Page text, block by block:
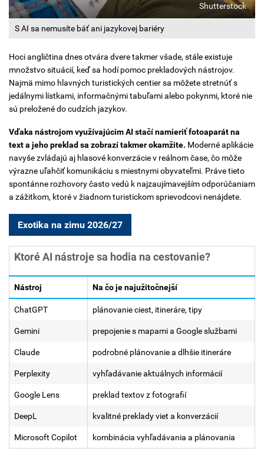
S AI sa nemusíte báť ani jazykovej bariéry
Shutterstock
Hoci angličtina dnes otvára dvere takmer všade, stále existuje
množstvo situácií, keď sa hodí pomoc prekladových nástrojov.
Najmä mimo hlavných turistických centier sa môžete stretnúť s
jedálnymi lístkami, informačnými tabuľami alebo pokynmi, ktoré nie
sú preložené do cudzích jazykov.
Vďaka nástrojom využívajúcim AI stačí namieriť fotoaparát na
text a jeho preklad sa zobrazí takmer okamžite. Moderné aplikácie
navyše zvládajú aj hlasové konverzácie v reálnom čase, čo môže
výrazne uľahčiť komunikáciu s miestnymi obyvateľmi. Práve tieto
spontánne rozhovory často vedú k najzaujímavejším odporúčaniam
a zážitkom, ktoré v žiadnom turistickom sprievodcovi nenájdete.
Exotika na zimu 2026/27
Ktoré AI nástroje sa hodia na cestovanie?
Nástroj Na čo je najužitočnejší
ChatGPT plánovanie ciest, itineráre, tipy
Gemini prepojenie s mapami a Google službami
Claude podrobné plánovanie a dlhšie itineráre
Perplexity vyhľadávanie aktuálnych informácií
Google Lens preklad textov z fotografií
DeepL kvalitné preklady viet a konverzácií
Microsoft Copilot kombinácia vyhľadávania a plánovania